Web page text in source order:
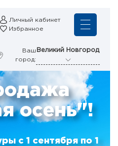
Личный кабинет
Избранное
Ваш
город:
Великий Новгород
осень"!
с 1 сентября по 1